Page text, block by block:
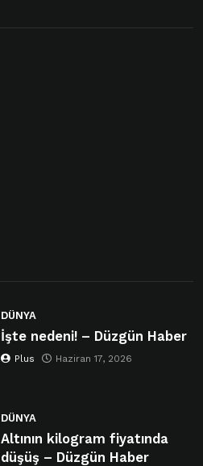
DÜNYA
İşte nedeni! – Düzgün Haber
Plus Haziran 17, 2026
DÜNYA
Altının kilogram fiyatında
düşüş – Düzgün Haber